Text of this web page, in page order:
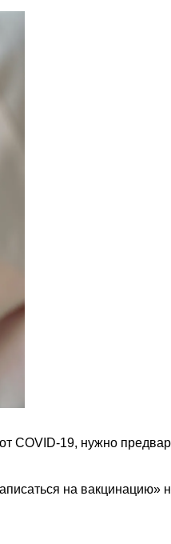
COVID-19, нужно
на вакцинацию»